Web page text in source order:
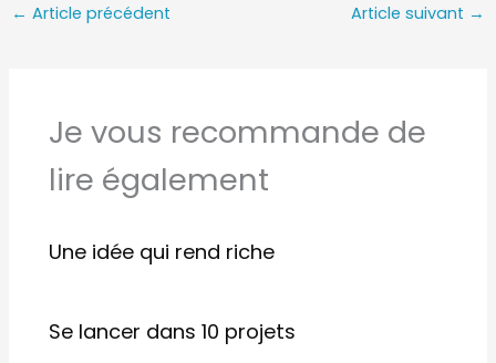
← Article précédent Article suivant →
Je vous recommande de
lire également
Une idée qui rend riche
Se lancer dans 10 projets